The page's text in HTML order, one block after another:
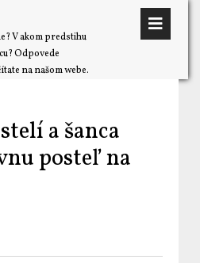
V akom predstihu
Odpovede
na našom webe.
a šanca
posteľ na